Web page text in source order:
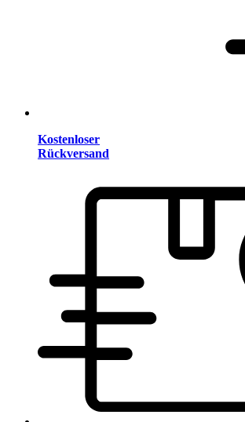
Kostenloser
Rückversand